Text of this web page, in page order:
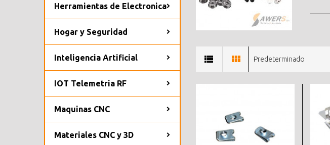
Herramientas de Electronica
Hogar y Seguridad
Inteligencia Artificial
IOT Telemetria RF
Maquinas CNC
Materiales CNC y 3D
Predeterminado